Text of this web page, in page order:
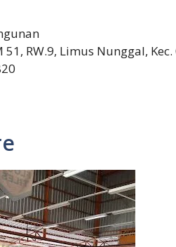
51, RW.9, Limus Nunggal,